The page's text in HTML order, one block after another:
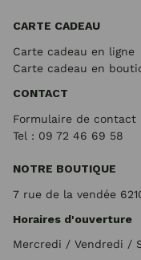
CARTE CADEAU
Carte cadeau en ligne
Carte cadeau en
CONTACT
Formulaire de contact
Tel : 09 72 46 69 58
NOTRE BOUTIQUE
7 rue de la vendée
Horaires d'ouverture
Mercredi / Vendredi /